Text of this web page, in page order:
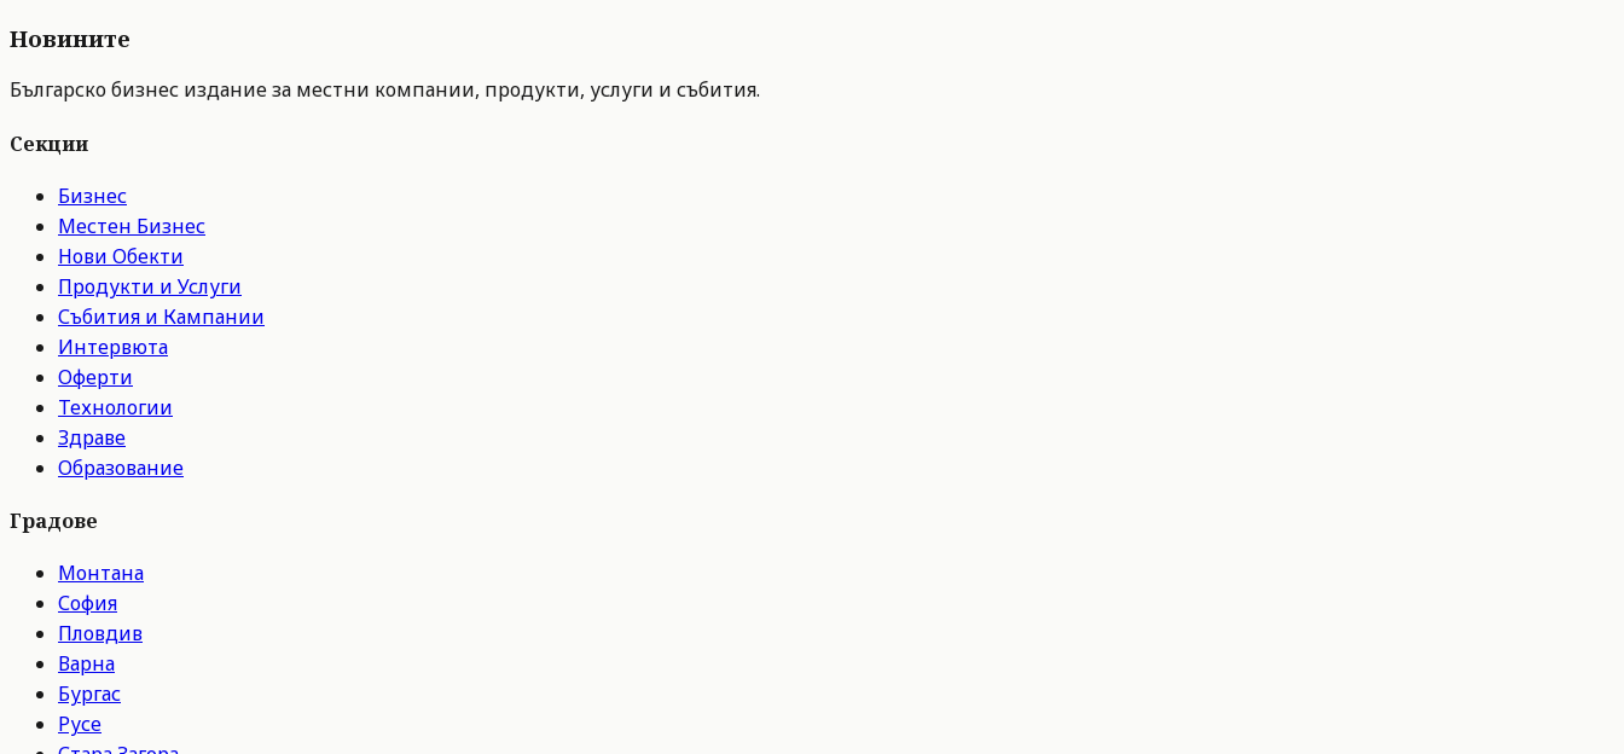
Новините
Българско бизнес издание за местни компании, продукти, услуги и събития.
Секции
Бизнес
Местен Бизнес
Нови Обекти
Продукти и Услуги
Събития и Кампании
Интервюта
Оферти
Технологии
Здраве
Образование
Градове
Монтана
София
Пловдив
Варна
Бургас
Русе